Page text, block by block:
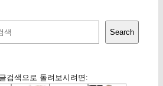
Search
검색으로 돌려보시려면: